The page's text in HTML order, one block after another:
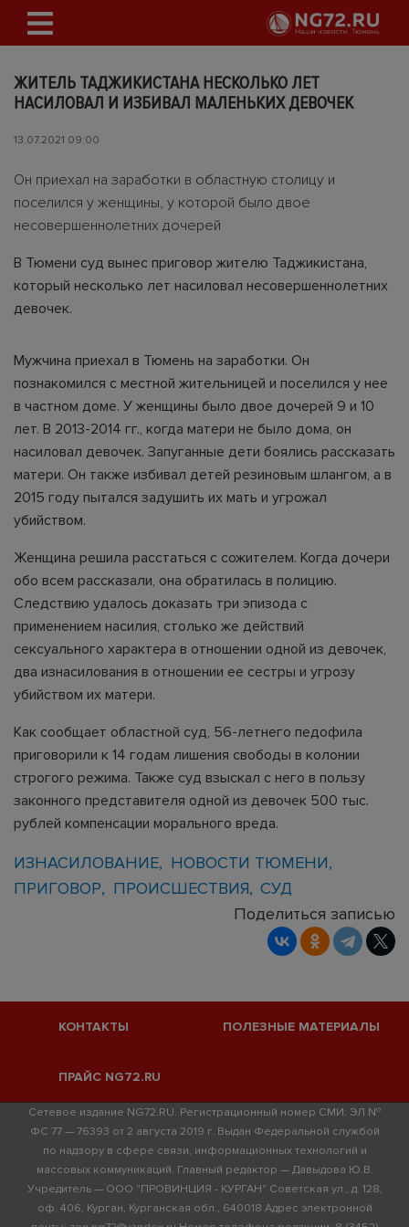
ЖИТЕЛЬ ТАДЖИКИСТАНА НЕСКОЛЬКО ЛЕТ
НАСИЛОВАЛ И ИЗБИВАЛ МАЛЕНЬКИХ ДЕВОЧЕК
13.07.2021 09:00
Он приехал на заработки в областную столицу и
поселился у женщины, у которой было двое
несовершеннолетних дочерей
В Тюмени суд вынес приговор жителю Таджикистана,
который несколько лет насиловал несовершеннолетних
девочек.
Мужчина приехал в Тюмень на заработки. Он
познакомился с местной жительницей и поселился у нее
в частном доме. У женщины было двое дочерей 9 и 10
лет. В 2013-2014 гг., когда матери не было дома, он
насиловал девочек. Запуганные дети боялись рассказать
матери. Он также избивал детей резиновым шлангом, а в
2015 году пытался задушить их мать и угрожал
убийством.
Женщина решила расстаться с сожителем. Когда дочери
обо всем рассказали, она обратилась в полицию.
Следствию удалось доказать три эпизода с
применением насилия, столько же действий
сексуального характера в отношении одной из девочек,
два изнасилования в отношении ее сестры и угрозу
убийством их матери.
Как сообщает областной суд, 56-летнего педофила
приговорили к 14 годам лишения свободы в колонии
строгого режима. Также суд взыскал с него в пользу
законного представителя одной из девочек 500 тыс.
рублей компенсации морального вреда.
ИЗНАСИЛОВАНИЕ
НОВОСТИ ТЮМЕНИ
ПРИГОВОР
ПРОИСШЕСТВИЯ СУД
Поделиться записью
КОНТАКТЫ ПОЛЕЗНЫЕ МАТЕРИАЛЫ
ПРАЙС NG72.RU
Сетевое издание NG72.RU. Регистрационный номер СМИ: ЭЛ №
ФС 77 — 76393 от 2 августа 2019 г. Выдан Федеральной службой
по надзору в сфере связи, информационных технологий и
массовых коммуникаций. Главный редактор — Давыдова Ю.В.
Учредитель — ООО "ПРОВИНЦИЯ - КУРГАН" Советская ул., д. 128,
оф. 406, Курган, Курганская обл., 640018 Адрес электронной